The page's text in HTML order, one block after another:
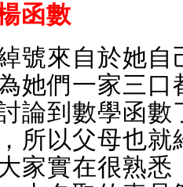
函數
號來自於她
她們一家三
論到數學函
，所以父母也
家實在很熟